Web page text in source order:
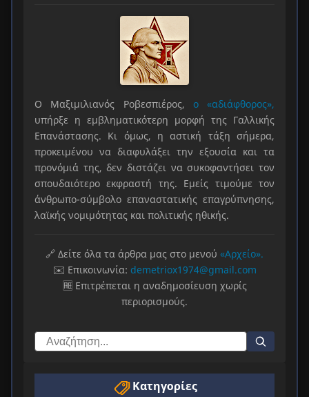
Ο Μαξιμιλιανός Ροβεσπιέρος, ο «αδιάφθορος»,
υπήρξε η εμβληματικότερη μορφή της Γαλλικής
Επανάστασης. Κι όμως, η αστική τάξη σήμερα,
προκειμένου να διαφυλάξει την εξουσία και τα
προνόμιά της, δεν διστάζει να συκοφαντήσει τον
σπουδαιότερο εκφραστή της. Εμείς τιμούμε τον
άνθρωπο-σύμβολο επαναστατικής επαγρύπνησης,
λαϊκής νομιμότητας και πολιτικής ηθικής.
🔗 Δείτε όλα τα άρθρα μας στο μενού «Αρχείο».
✉️ Επικοινωνία: demetriox1974@gmail.com
🆓 Επιτρέπεται η αναδημοσίευση χωρίς
περιορισμούς.
Κατηγορίες